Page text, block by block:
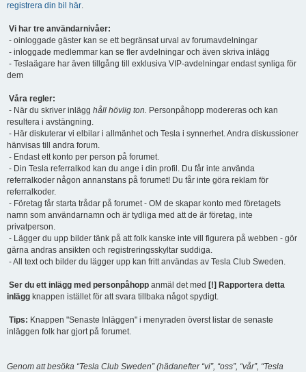
registrera din bil här.
Vi har tre användarnivåer:
- oinloggade gäster kan se ett begränsat urval av forumavdelningar
- inloggade medlemmar kan se fler avdelningar och även skriva inlägg
- Teslaägare har även tillgång till exklusiva VIP-avdelningar endast synliga för
dem
Våra regler:
- När du skriver inlägg håll hövlig ton. Personpåhopp modereras och kan
resultera i avstängning.
- Här diskuterar vi elbilar i allmänhet och Tesla i synnerhet. Andra diskussioner
hänvisas till andra forum.
- Endast ett konto per person på forumet.
- Din Tesla referralkod kan du ange i din profil. Du får inte använda
referralkoder någon annanstans på forumet! Du får inte göra reklam för
referralkoder.
- Företag får starta trådar på forumet - OM de skapar konto med företagets
namn som användarnamn och är tydliga med att de är företag, inte
privatperson.
- Lägger du upp bilder tänk på att folk kanske inte vill figurera på webben - gör
gärna andras ansikten och registreringsskyltar suddiga.
- All text och bilder du lägger upp kan fritt användas av Tesla Club Sweden.
Ser du ett inlägg med personpåhopp anmäl det med [!] Rapportera detta
inlägg knappen istället för att svara tillbaka något spydigt.
Tips: Knappen "Senaste Inläggen" i menyraden överst listar de senaste
inläggen folk har gjort på forumet.
Genom att besöka “Tesla Club Sweden” (hädanefter “vi”, “oss”, “vår”, “Tesla